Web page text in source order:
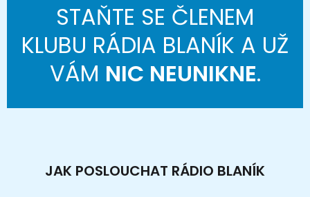
STAŇTE SE ČLENEM
KLUBU RÁDIA BLANÍK A UŽ
VÁM NIC NEUNIKNE.
JAK POSLOUCHAT RÁDIO BLANÍK